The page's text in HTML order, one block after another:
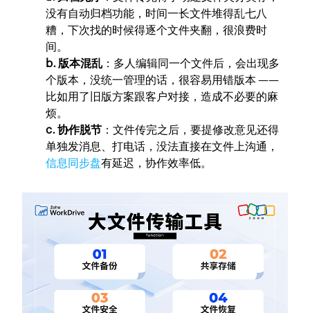
没有自动归档功能，时间一长文件堆得乱七八
糟，下次找的时候得逐个文件夹翻，很浪费时
间。
b. 版本混乱 ：多人编辑同一个文件后，会出现多
个版本，没统一管理的话，很容易用错版本 ——
比如用了旧版方案跟客户对接，造成不必要的麻
烦。
c. 协作脱节 ：文件传完之后，要提修改意见还得
单独发消息、打电话，没法直接在文件上沟通，
信息同步盘有延迟，协作效率低。